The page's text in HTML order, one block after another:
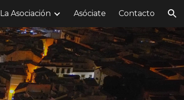
La Asociación Asóciate Contacto